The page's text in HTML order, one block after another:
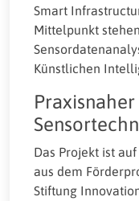
Smart
Mittelpunkt
Künstlichen
Das Projekt ist
aus dem
Stiftung